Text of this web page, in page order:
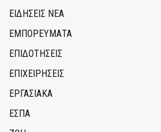
ΕΙΔΗΣΕΙΣ ΝΕΑ
ΕΜΠΟΡΕΥΜΑΤΑ
ΕΠΙΔΟΤΗΣΕΙΣ
ΕΠΙΧΕΙΡΗΣΕΙΣ
ΕΡΓΑΣΙΑΚΑ
ΕΣΠΑ